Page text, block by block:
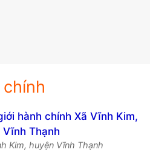
Kim, huyện Vĩnh Thạnh